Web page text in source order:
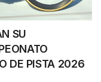
SU
DE PISTA 2026